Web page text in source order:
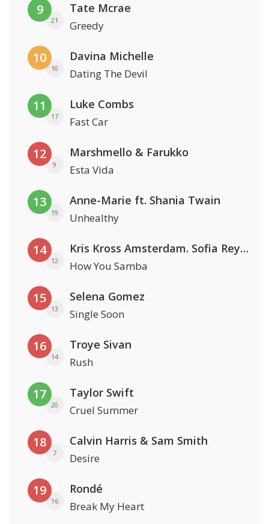
9
21
Tate Mcrae
Greedy
10
10
Davina Michelle
Dating The Devil
11
17
Luke Combs
Fast Car
12
9
Marshmello & Farukko
Esta Vida
13
19
Anne-Marie ft. Shania Twain
Unhealthy
14
12
Kris Kross Amsterdam. Sofia Reyes & Tinie Tempah
How You Samba
15
13
Selena Gomez
Single Soon
16
14
Troye Sivan
Rush
17
20
Taylor Swift
Cruel Summer
18
7
Calvin Harris & Sam Smith
Desire
19
16
Rondé
Break My Heart